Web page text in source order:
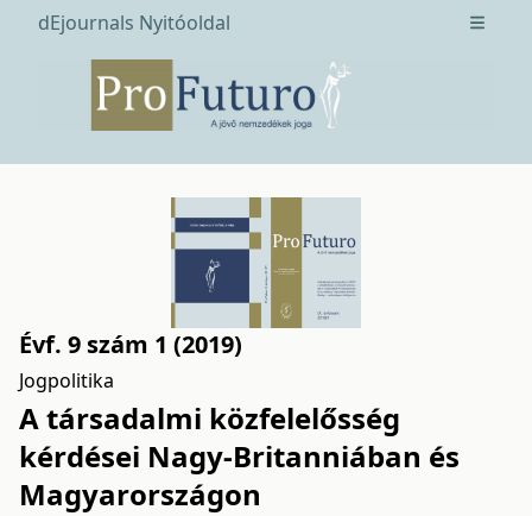
dEjournals Nyitóoldal Open
Évf. 9 szám 1 (2019)
Jogpolitika
A társadalmi közfelelősség
kérdései Nagy-Britanniában és
Magyarországon